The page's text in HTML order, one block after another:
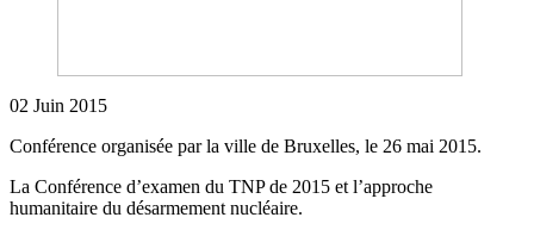
02 Juin 2015
Conférence organisée par la ville de Bruxelles, le 26 mai 2015.
La Conférence d’examen du TNP de 2015 et l’approche
humanitaire du désarmement nucléaire.